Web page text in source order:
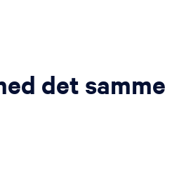
det samme